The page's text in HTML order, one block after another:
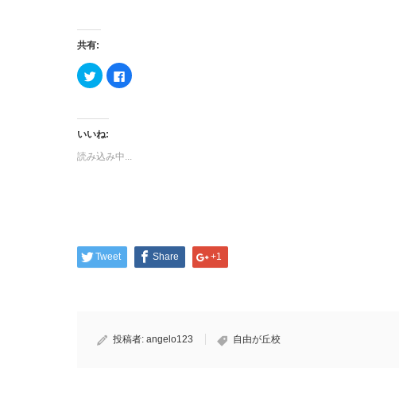
共有:
ク
リ
て
Twitter
で
共
有
で
開
き
Facebook
で
リ
(新
い
き
いいね:
読み込み中...
Tweet Share +1
投稿者: angelo123 自由が丘校